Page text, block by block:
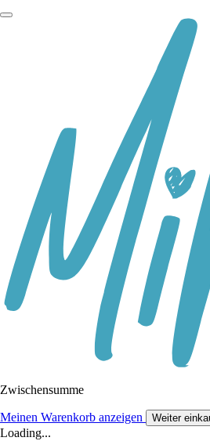
Zwischensumme
Meinen Warenkorb anzeigen Weiter
Loading...